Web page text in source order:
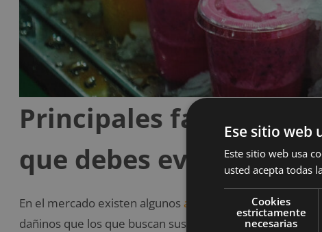
Principales falsos
que debes evitar en
En el mercado existen algunos alimentos etiquetados
dañinos que los que buscan sustituir.
Ese sitio web
Este sitio web usa
usted acepta todas
Cookies
estrictamente
necesarias